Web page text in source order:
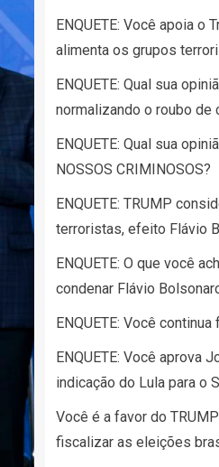
ENQUETE: Você apoia o
alimenta os grupos
ENQUETE: Qual sua
normalizando o roubo de
ENQUETE: Qual sua
NOSSOS CRIMINOSOS?
ENQUETE: TRUMP
terroristas, efeito Flávio
ENQUETE: O que você
condenar Flávio
ENQUETE: Você
ENQUETE: Você aprova
indicação do Lula para o
Você é a favor do
fiscalizar as eleições